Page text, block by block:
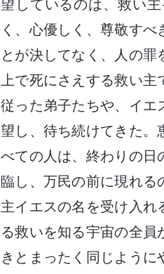
望しているのは、救い
く、心優しく、尊敬す
とが決してなく、人の
上で死にさえする救い
従った弟子たちや、イエ
望し、待ち続けてきた。
べての人は、終わりの日
臨し、万民の前に現れる
主イエスの名を受け入れ
る救いを知る宇宙の全員
きとまったく同じよう